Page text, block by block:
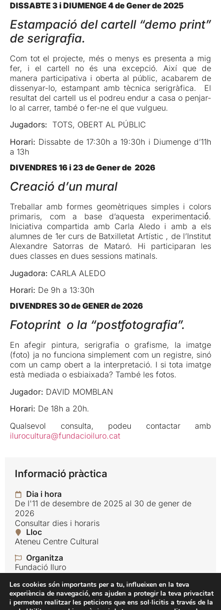
Informació pràctica
Dia i hora
De l'11 de desembre de 2025 al 30 de gener de
2026
Consultar dies i horaris
Lloc
Ateneu Centre Cultural
Organitza
Fundació Iluro
Idioma
Català
DISSABTE 3 i DIUMENGE 4 de Gener de 2025
Estampació del cartell “demo print”
de serigrafia.
Com tot el projecte, més o menys es presenta a mig
fer, i el cartell no és una excepció. Així que de
manera participativa i oberta al públic, acabarem de
dissenyar-lo, estampant amb tècnica serigràfica. El
resultat del cartell us el podreu endur a casa o penjar-
lo al carrer, també o fer-ne el que vulgueu.
Jugadors: TOTS, OBERT AL PÚBLIC
Horari: Dissabte de 17:30h a 19:30h i Diumenge d’11h
a 13h
DIVENDRES 16 i 23 de Gener de 2026
Creació d’un mural
Treballar amb formes geomètriques simples i colors
primaris, com a base d’aquesta experimentació́.
Iniciativa compartida amb Carla Aledo i amb a els
alumnes de 1er curs de Batxilletat Artístic , de l’Institut
Alexandre Satorras de Mataró. Hi participaran les
dues classes en dues sessions matinals.
Jugadora: CARLA ALEDO
Horari: De 9h a 13:30h
DIVENDRES 30 de GENER de 2026
Fotoprint o la “postfotografia”.
En afegir pintura, serigrafia o grafisme, la imatge
(foto) ja no funciona simplement com un registre, sinó
com un camp obert a la interpretació. I si tota imatge
està mediada o esbiaixada? També les fotos.
Jugador: DAVID MOMBLAN
Horari: De 18h a 20h.
Qualsevol consulta, podeu contactar amb
ilurocultura@fundacioiluro.cat
Les cookies són importants per a tu, influeixen en la teva
experiència de navegació, ens ajuden a protegir la teva privacitat
i permeten realitzar les peticions que ens sol·licitis a través de la